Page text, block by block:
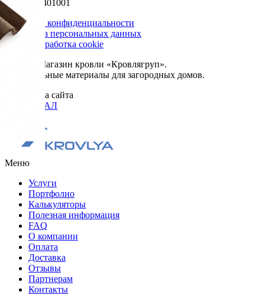
КПП 502401001
Политика конфиденциальности
Обработка персональных данных
Сбор и обработка cookie
© 2026. Магазин кровли «Кровлягруп».
Строительные материалы для загородных домов.
Разработка сайта
ОРИГИНАЛ
Меню
Услуги
Портфолио
Калькуляторы
Полезная информация
FAQ
О компании
Оплата
Доставка
Отзывы
Партнерам
Контакты